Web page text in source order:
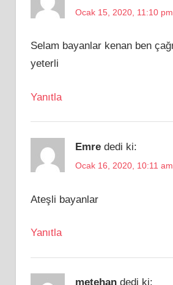
Ocak 15, 2020, 11:10 pm
Selam bayanlar kenan ben
yeterli
Yanıtla
Emre dedi ki:
Ocak 16, 2020, 10:11 am
Ateşli bayanlar
Yanıtla
metehan dedi ki: